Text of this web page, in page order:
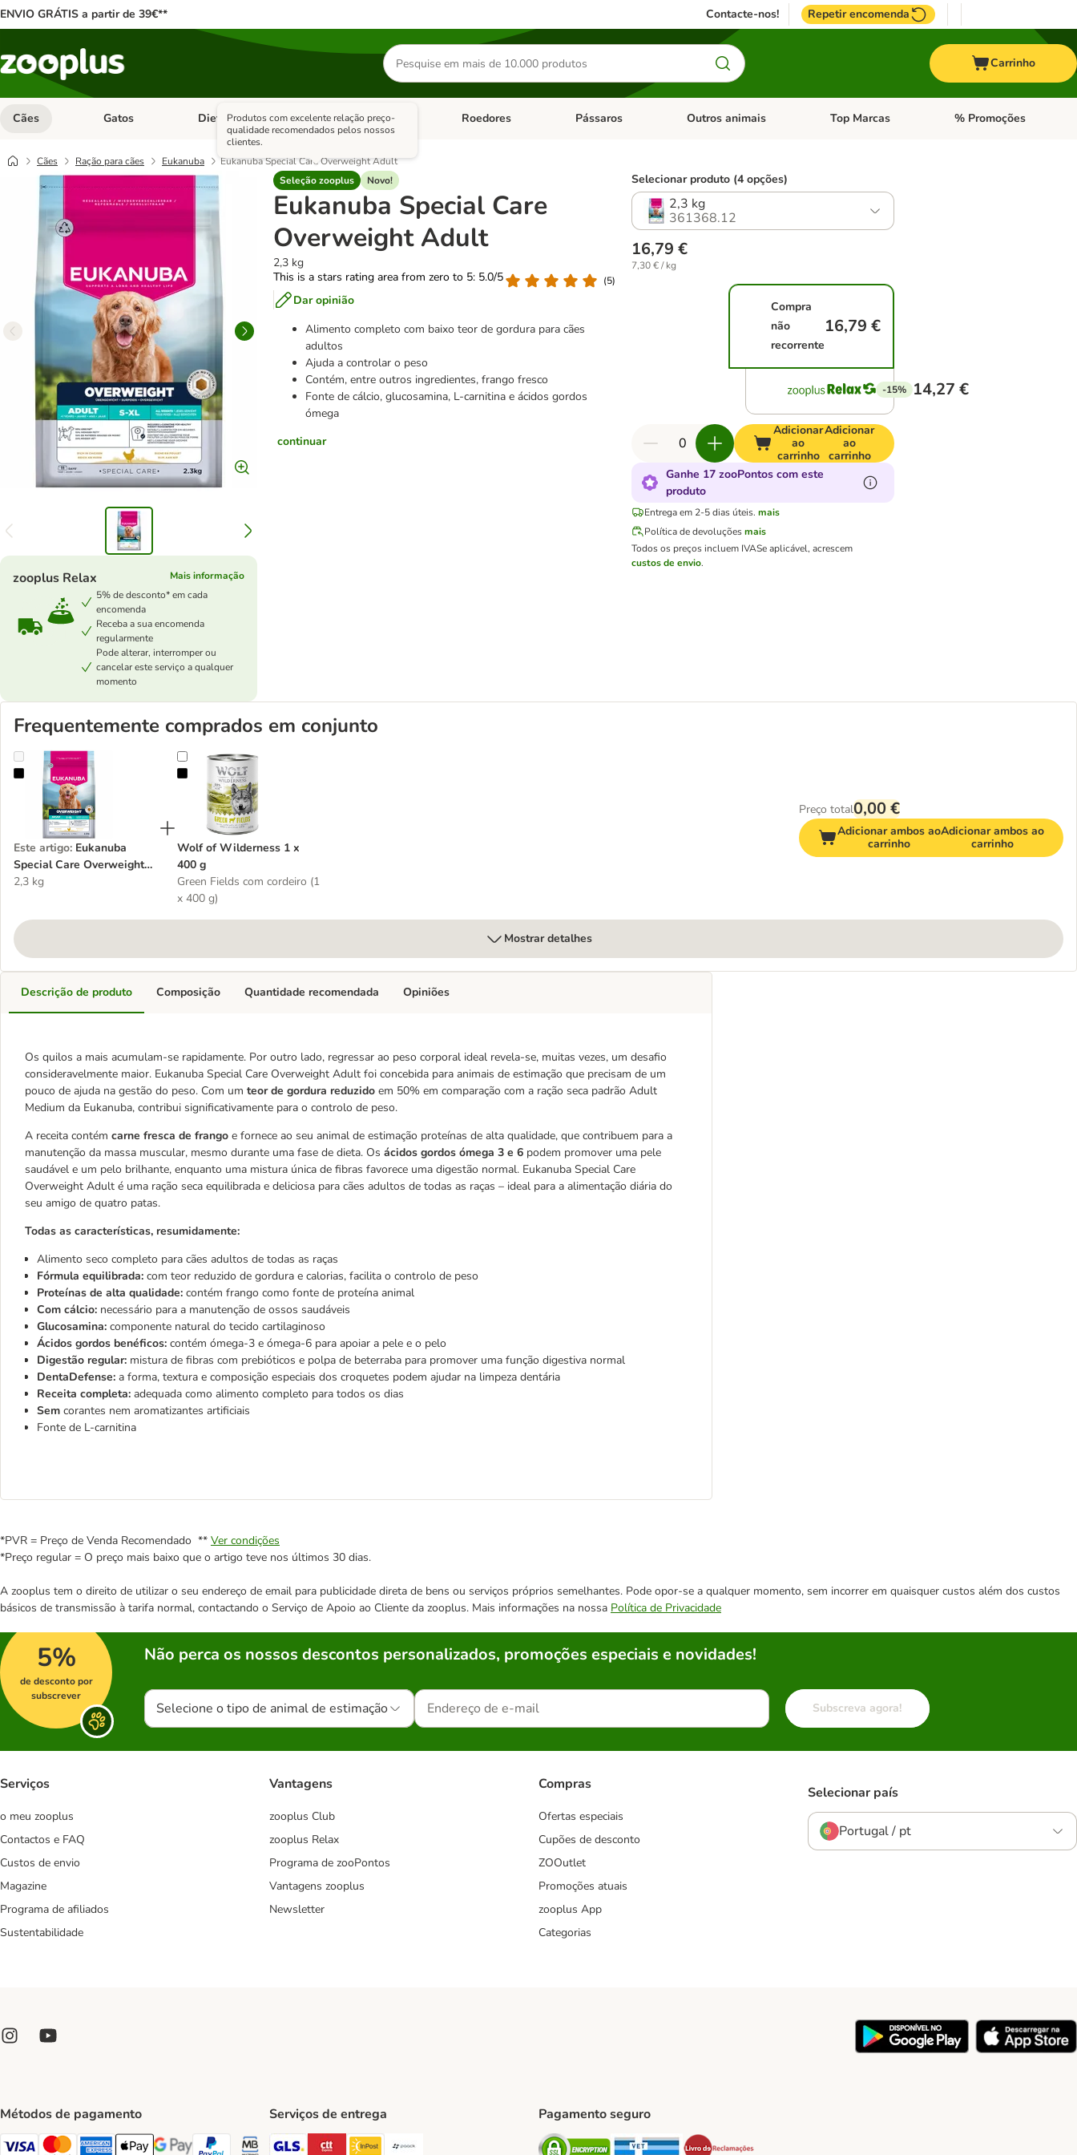
ENVIO GRÁTIS a partir de 39€** Contacte-nos! Repetir encomenda
Pesquisar
produtos
Carrinho
Cães Abrir menu de categoria: Cães
Gatos Abrir menu de categoria: Gatos
Dieta Vet. Abrir menu de categoria: Dieta Vet.
Antiparasitários Abrir menu de categoria: Antiparasitários
Roedores Abrir menu de categoria: Roedores
Pássaros Abrir menu de categoria: Pássaros
Outros animais Abrir menu de categoria: Outros animais
Top Marcas Abrir menu de categoria:
% Promoções
Cães Ração para cães Eukanuba
Eukanuba Special Care Overweight Adult
Seleção zooplus
Produtos com excelente relação preço-
qualidade recomendados pelos nossos
clientes.
Novo!
Eukanuba Special Care
Overweight Adult
2,3 kg
This is a stars rating area from zero to 5: 5.0/5
(5)
Dar opinião
Alimento completo com baixo teor de gordura para cães
adultos
Ajuda a controlar o peso
Contém, entre outros ingredientes, frango fresco
Fonte de cálcio, glucosamina, L-carnitina e ácidos gordos
ómega
continuar
zooplus Relax
Mais informação
5% de desconto* em cada
encomenda
Receba a sua encomenda
regularmente
Pode alterar, interromper ou
cancelar este serviço a qualquer
momento
Selecionar produto (4 opções)
2,3 kg
361368.12
16,79 €
7,30 € / kg
Compra
não
recorrente
16,79 €
-15% 14,27 €
Adicionar
ao
carrinho
Adicionar
ao
carrinho
Ganhe 17 zooPontos com este
produto
Entrega em 2-5 dias úteis. mais
Política de devoluções mais
Todos os preços incluem IVASe aplicável, acrescem
custos de envio.
Frequentemente comprados em conjunto
Eukanuba Special Care Overweight Adult
Este artigo: Eukanuba
Special Care Overweight
Adult
2,3 kg
Wolf of Wilderness 1 x 400 g
Wolf of Wilderness 1 x
400 g
Green Fields com cordeiro (1
x 400 g)
Preço total0,00 €
Adicionar ambos ao
carrinho
Adicionar ambos ao
carrinho
Mostrar detalhes
Descrição de produto
Os quilos a mais acumulam-se rapidamente. Por outro lado, regressar ao peso corporal ideal revela-se, muitas vezes, um desafio
consideravelmente maior. Eukanuba Special Care Overweight Adult foi concebida para animais de estimação que precisam de um
pouco de ajuda na gestão do peso. Com um teor de gordura reduzido em 50% em comparação com a ração seca padrão Adult
Medium da Eukanuba, contribui significativamente para o controlo de peso.
A receita contém carne fresca de frango e fornece ao seu animal de estimação proteínas de alta qualidade, que contribuem para a
manutenção da massa muscular, mesmo durante uma fase de dieta. Os ácidos gordos ómega 3 e 6 podem promover uma pele
saudável e um pelo brilhante, enquanto uma mistura única de fibras favorece uma digestão normal. Eukanuba Special Care
Overweight Adult é uma ração seca equilibrada e deliciosa para cães adultos de todas as raças – ideal para a alimentação diária do
seu amigo de quatro patas.
Todas as características, resumidamente:
Alimento seco completo para cães adultos de todas as raças
Fórmula equilibrada: com teor reduzido de gordura e calorias, facilita o controlo de peso
Proteínas de alta qualidade: contém frango como fonte de proteína animal
Com cálcio: necessário para a manutenção de ossos saudáveis
Glucosamina: componente natural do tecido cartilaginoso
Ácidos gordos benéficos: contém ómega-3 e ómega-6 para apoiar a pele e o pelo
Digestão regular: mistura de fibras com prebióticos e polpa de beterraba para promover uma função digestiva normal
DentaDefense: a forma, textura e composição especiais dos croquetes podem ajudar na limpeza dentária
Receita completa: adequada como alimento completo para todos os dias
Sem corantes nem aromatizantes artificiais
Fonte de L-carnitina
Composição Quantidade recomendada Opiniões
*PVR = Preço de Venda Recomendado ** Ver condições
*Preço regular = O preço mais baixo que o artigo teve nos últimos 30 dias.
A zooplus tem o direito de utilizar o seu endereço de email para publicidade direta de bens ou serviços próprios semelhantes. Pode opor-se a qualquer momento, sem incorrer em quaisquer custos além dos custos
básicos de transmissão à tarifa normal, contactando o Serviço de Apoio ao Cliente da zooplus. Mais informações na nossa Política de Privacidade
5%
de desconto por
subscrever
Não perca os nossos descontos personalizados, promoções especiais e novidades!
Selecione o tipo de animal de estimação Subscreva agora!
Serviços
o meu zooplus
Contactos e FAQ
Custos de envio
Magazine
Programa de afiliados
Sustentabilidade
Vantagens
zooplus Club
zooplus Relax
Programa de zooPontos
Vantagens zooplus
Newsletter
Compras
Ofertas especiais
Cupões de desconto
ZOOutlet
Promoções atuais
zooplus App
Categorias
Selecionar país
Portugal / pt
Métodos de pagamento Serviços de entrega
GLS Shipping Method
CTTExpress Shipping Method
InPost Shipping Method
Paack Shipping Method
Pagamento seguro
Security Security